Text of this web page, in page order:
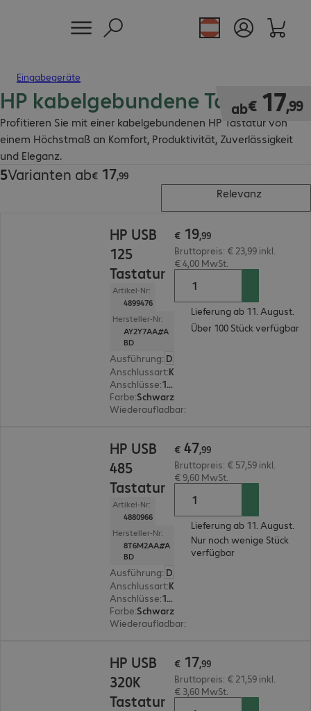
Eingabegeräte
HP kabelgebundene Tastatur
Profitieren Sie mit einer kabelgebundenen HP Tastatur von
einem Höchstmaß an Komfort, Produktivität, Zuverlässigkeit
und Eleganz.
ab€ 17,99
€ 17,99
5Varianten ab€ 17,99
€ 17,99
Relevanz
HP USB
125
Tastatur
Artikel-Nr:
4899476
Hersteller-Nr:
AY2Y7AA#A
BD
Ausführung:
Anschlussart:
Anschlüsse: 1 x USB Typ A
Farbe:Schwarz
Wiederaufladbar:
€ 19,99
Bruttopreis: € 23,99 inkl.
€ 4,00 MwSt.
Lieferung ab 11. August.
Über 100 Stück verfügbar
HP USB
485
Tastatur
Artikel-Nr:
4880966
Hersteller-Nr:
8T6M2AA#A
BD
Ausführung:
Anschlussart:
Anschlüsse: 1 x USB Typ A
Farbe:Schwarz
Wiederaufladbar:
€ 47,99
Bruttopreis: € 57,59 inkl.
€ 9,60 MwSt.
Lieferung ab 11. August.
Nur noch wenige Stück
verfügbar
HP USB
320K
Tastatur
€ 17,99
Bruttopreis: € 21,59 inkl.
€ 3,60 MwSt.